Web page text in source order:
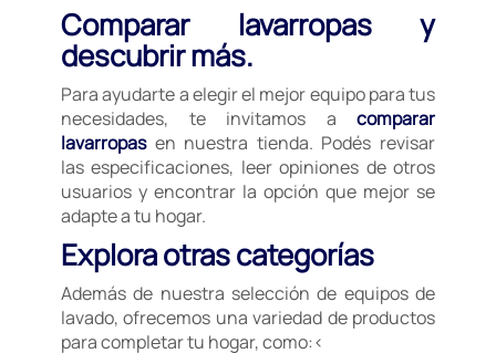
Comparar lavarropas y
descubrir más.
Para ayudarte a elegir el mejor equipo para tus
necesidades, te invitamos a comparar
lavarropasen nuestra tienda. Podés revisar
las especificaciones, leer opiniones de otros
usuarios y encontrar la opción que mejor se
adapte a tu hogar.
Explora otras categorías
Además de nuestra selección de equipos de
lavado, ofrecemos una variedad de productos
para completar tu hogar, como:<